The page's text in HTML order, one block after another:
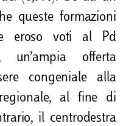
queste formazioni
eroso voti al Pd
un’ampia offerta
congeniale alla
al fine di
il centrodestra